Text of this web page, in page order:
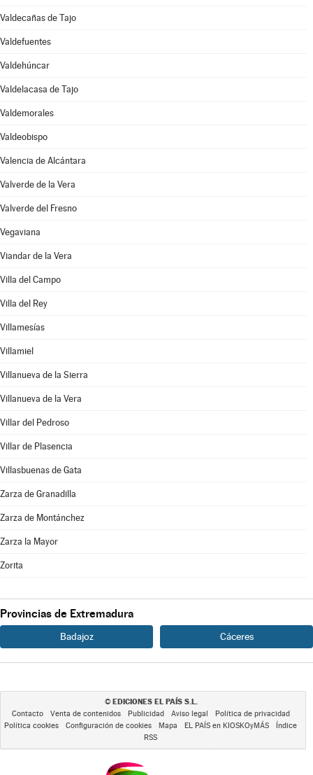
Valdecañas de Tajo
Valdefuentes
Valdehúncar
Valdelacasa de Tajo
Valdemorales
Valdeobispo
Valencia de Alcántara
Valverde de la Vera
Valverde del Fresno
Vegaviana
Viandar de la Vera
Villa del Campo
Villa del Rey
Villamesías
Villamiel
Villanueva de la Sierra
Villanueva de la Vera
Villar del Pedroso
Villar de Plasencia
Villasbuenas de Gata
Zarza de Granadilla
Zarza de Montánchez
Zarza la Mayor
Zorita
Provincias de Extremadura
Badajoz Cáceres
© EDICIONES EL PAÍS S.L.
Contacto Venta de contenidos Publicidad Aviso legal
Política de privacidad
Política cookies
Configuración de cookies Mapa EL PAÍS en KIOSKOyMÁS
Índice
RSS